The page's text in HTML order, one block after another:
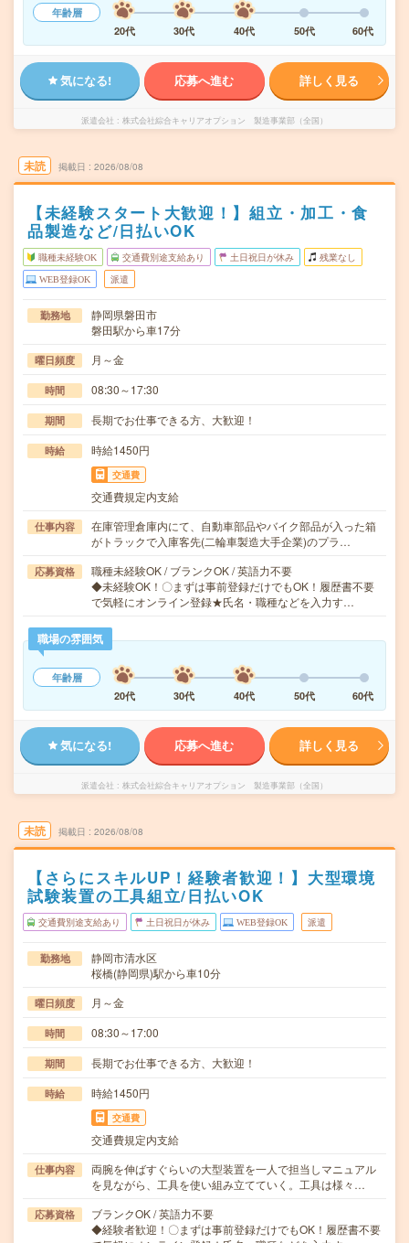
年齢層
20代
30代 40代 50代 60代
気になる! 応募へ進む 詳しく見る
派遣会社 株式会社綜合キャリアオプション 製造事業部（全国）
未読 掲載日 2026/08/08
【未経験スタート大歓迎！】組立・加工・食
品製造など/日払いOK
職種未経験OK 交通費別途支給あり 土日祝日が休み 残業なし
WEB登録OK 派遣
勤務地
静岡県磐田市
磐田駅から車17分
曜日頻度 月～金
時間 08:30～17:30
期間 長期でお仕事できる方、大歓迎！
時給 時給1450円
交通費
交通費規定内支給
仕事内容
在庫管理倉庫内にて、自動車部品やバイク部品が入った箱
がトラックで入庫客先(二輪車製造大手企業)のプラ…
応募資格
職種未経験OK / ブランクOK / 英語力不要
◆未経験OK！〇まずは事前登録だけでもOK！履歴書不要
で気軽にオンライン登録★氏名・職種などを入力す…
職場の雰囲気
年齢層
20代
30代 40代 50代 60代
気になる! 応募へ進む 詳しく見る
派遣会社 株式会社綜合キャリアオプション 製造事業部（全国）
未読 掲載日 2026/08/08
【さらにスキルUP！経験者歓迎！】大型環境
試験装置の工具組立/日払いOK
交通費別途支給あり 土日祝日が休み WEB登録OK 派遣
勤務地
静岡市清水区
桜橋(静岡県)駅から車10分
曜日頻度 月～金
時間 08:30～17:00
期間 長期でお仕事できる方、大歓迎！
時給 時給1450円
交通費
交通費規定内支給
仕事内容
両腕を伸ばすぐらいの大型装置を一人で担当しマニュアル
を見ながら、工具を使い組み立てていく。工具は様々…
応募資格
ブランクOK / 英語力不要
◆経験者歓迎！〇まずは事前登録だけでもOK！履歴書不要